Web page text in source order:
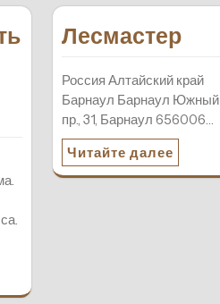
Лесмастер
Россия Алтайский край
Барнаул Барнаул Южный
пр., 31, Барнаул 656006…
Читайте далее